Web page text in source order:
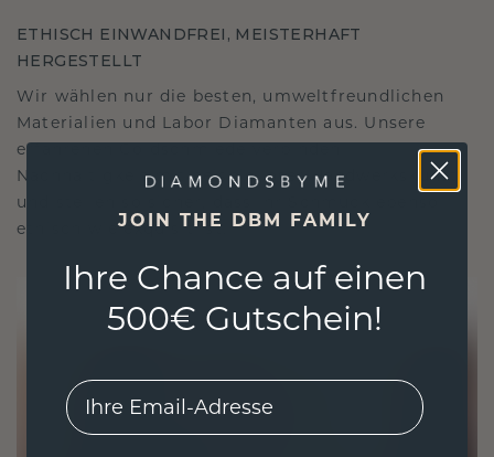
ETHISCH EINWANDFREI, MEISTERHAFT
HERGESTELLT
Wir wählen nur die besten, umweltfreundlichen
Materialien und Labor Diamanten aus. Unsere
erfahrenen Goldschmiede verbinden
Nachhaltigkeit mit beispielloser Handwerkskunst
und stellen so sicher, dass Ihr Schmuck ebenso
ethisch wie exquisit ist.JOIN THE DBM FAMILY
Ihre Chance auf einen
500€ Gutschein!
EMail